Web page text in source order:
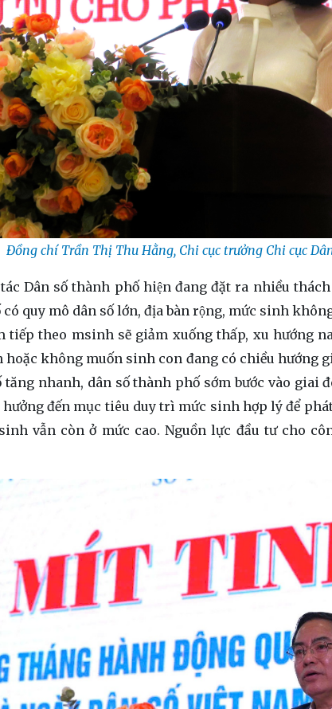
Đồng chí Trần Thị Thu Hằng, Chi cục trưởng Chi cục
Dân số thành phố hiện đang đặt ra nhiều
quy mô dân số lớn, địa bàn rộng, mức sinh
tiếp theo msinh sẽ giảm xuống thấp, xu hướng
không muốn sinh con đang có chiều hướng
tăng nhanh, dân số thành phố sớm bước vào giai
hưởng đến mục tiêu duy trì mức sinh hợp lý để
vẫn còn ở mức cao. Nguồn lực đầu tư cho